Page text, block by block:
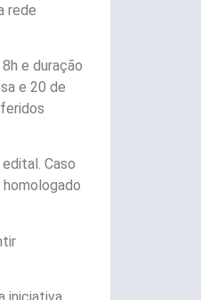
rede
e duração
e 20 de
Caso
homologado